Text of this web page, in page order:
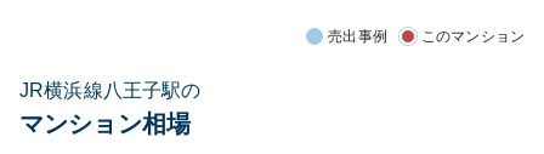
売出事例 このマンション
JR横浜線八王子駅の
マンション相場